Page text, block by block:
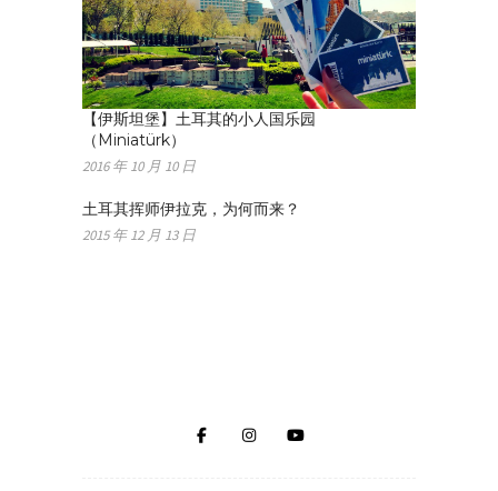
【伊斯坦堡】土耳其的小人国乐园
（Miniatürk）
2016 年 10 月 10 日
土耳其挥师伊拉克，为何而来？
2015 年 12 月 13 日